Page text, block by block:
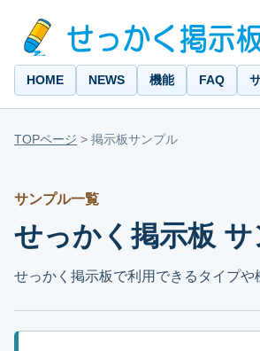
HOME NEWS 機能 FAQ
TOPページ > 掲示板サンプル
サンプル一覧
せっかく掲示板
せっかく掲示板で利用できるタイプ